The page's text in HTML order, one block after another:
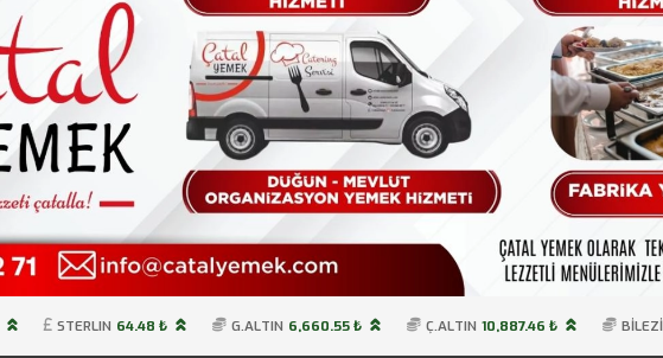
STERLIN 64.48 ₺ G.ALTIN 6,660.55 ₺ Ç.ALTIN 10,887.46 ₺